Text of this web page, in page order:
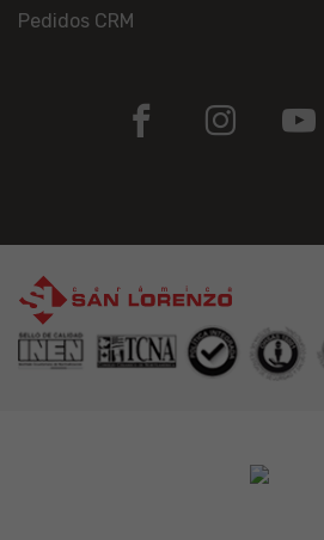
Pedidos CRM